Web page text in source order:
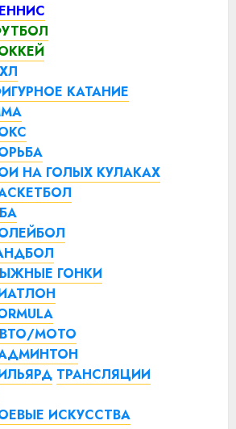
КАТАНИЕ
НА ГОЛЫХ КУЛАКАХ
ГОНКИ
МОТО
ТРАНСЛЯЦИИ
ИСКУССТВА